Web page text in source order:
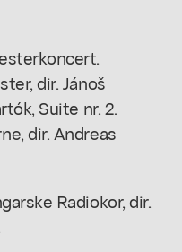
dir. Jánoš
Suite nr. 2.
dir. Andreas
Radiokor, dir.